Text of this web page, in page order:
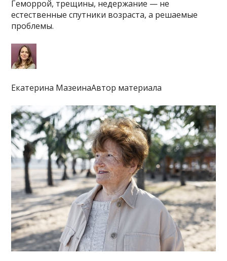
Геморрой, трещины, недержание — не
естественные спутники возраста, а решаемые
проблемы.
Екатерина МазеинаАвтор материала